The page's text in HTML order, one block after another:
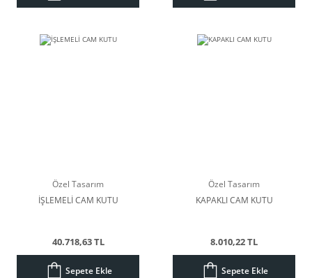
Özel Tasarım
İŞLEMELİ CAM KUTU
40.718,63 TL
Sepete Ekle
Özel Tasarım
KAPAKLI CAM KUTU
8.010,22 TL
Sepete Ekle